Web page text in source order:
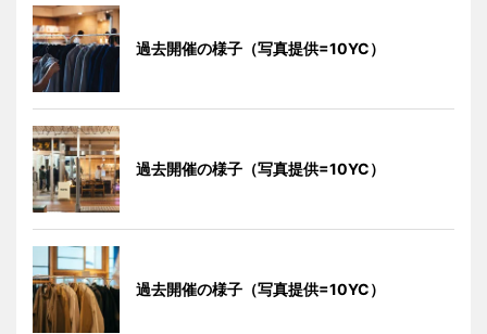
過去開催の様子（写真提供=10YC）
過去開催の様子（写真提供=10YC）
過去開催の様子（写真提供=10YC）